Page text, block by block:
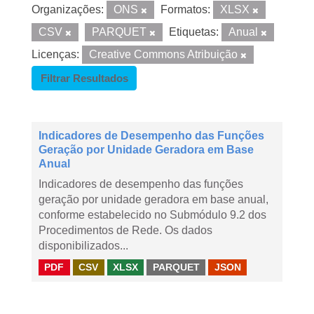
Organizações: ONS Formatos:
XLSX
CSV
PARQUET Etiquetas:
Anual
Licenças:
Creative Commons Atribuição
Filtrar Resultados
Indicadores de Desempenho das Funções
Geração por Unidade Geradora em Base
Anual
Indicadores de desempenho das funções
geração por unidade geradora em base anual,
conforme estabelecido no Submódulo 9.2 dos
Procedimentos de Rede. Os dados
disponibilizados...
PDF CSV XLSX PARQUET JSON